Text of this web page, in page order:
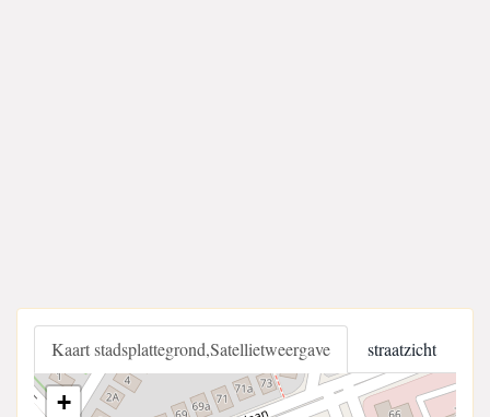
Kaart stadsplattegrond,Satellietweergave straatzicht
+